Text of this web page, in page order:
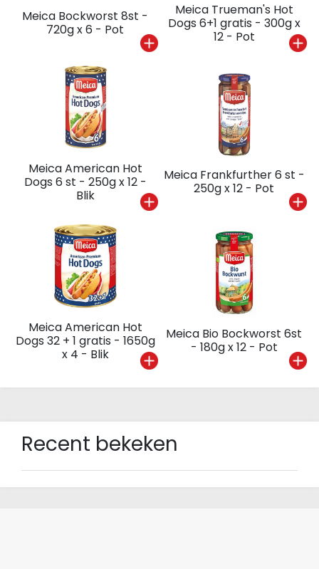
Meica Bockworst 8st -
720g x 6 - Pot
Meica Trueman's Hot
Dogs 6+1 gratis - 300g x
12 - Pot
Meica American Hot
Dogs 6 st - 250g x 12 -
Blik
Meica Frankfurther 6 st -
250g x 12 - Pot
Meica American Hot
Dogs 32 + 1 gratis - 1650g
x 4 - Blik
Meica Bio Bockworst 6st
- 180g x 12 - Pot
Recent bekeken